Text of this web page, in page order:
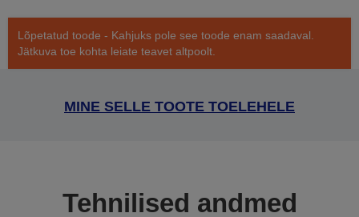
Lõpetatud toode - Kahjuks pole see toode enam saadaval.
Jätkuva toe kohta leiate teavet altpoolt.
MINE SELLE TOOTE TOELEHELE
Tehnilised andmed